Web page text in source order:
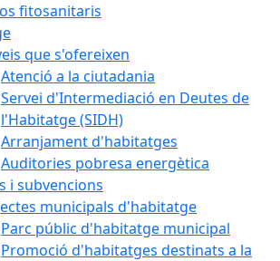
fitosanitaris
que s'ofereixen
Atenció a la ciutadania
Servei d'Intermediació en Deutes de
l'Habitatge (SIDH)
Arranjament d'habitatges
Auditories pobresa energètica
i subvencions
municipals d'habitatge
Parc públic d'habitatge municipal
Promoció d'habitatges destinats a la